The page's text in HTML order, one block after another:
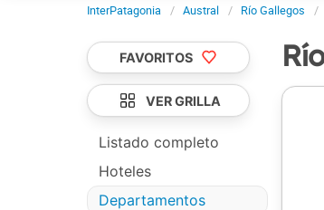
InterPatagonia Austral Río Gallegos
FAVORITOS
VER GRILLA
Listado completo
Hoteles
Departamentos